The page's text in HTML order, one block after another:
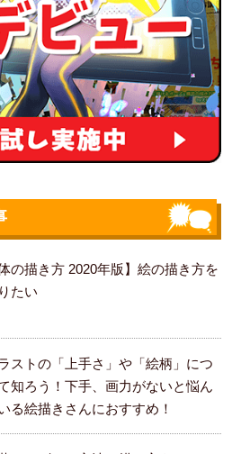
体の描き方 2020年版】絵の描き方を
たい
ストの「上手さ」や「絵柄」につ
知ろう！下手、画力がないと悩ん
る絵描きさんにおすすめ！